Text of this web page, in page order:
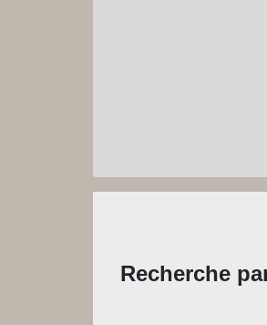
Recherche